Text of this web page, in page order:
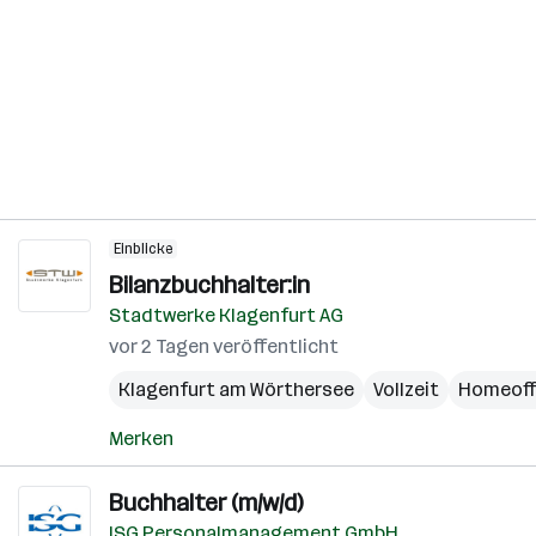
Einblicke
Bilanzbuchhalter:in
Stadtwerke Klagenfurt AG
vor 2 Tagen veröffentlicht
Klagenfurt am Wörthersee
Vollzeit
Merken
Buchhalter (m/w/d)